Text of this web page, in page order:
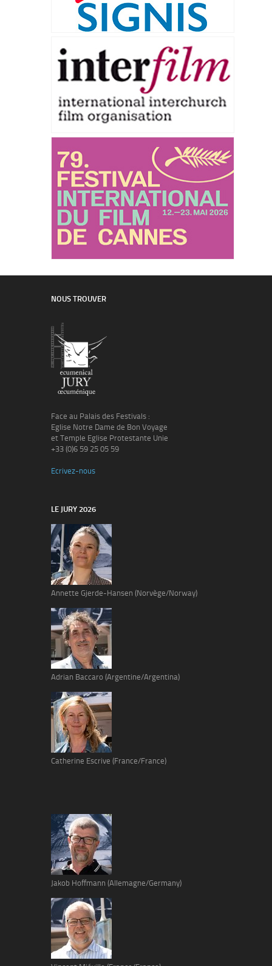
NOUS TROUVER
Face au Palais des Festivals :
Eglise Notre Dame de Bon Voyage
et Temple Eglise Protestante Unie
+33 (0)6 59 25 05 59
Ecrivez-nous
LE JURY 2026
Annette Gjerde-Hansen (Norvège/Norway)
Adrian Baccaro (Argentine/Argentina)
Catherine Escrive (France/France)
Jakob Hoffmann (Allemagne/Germany)